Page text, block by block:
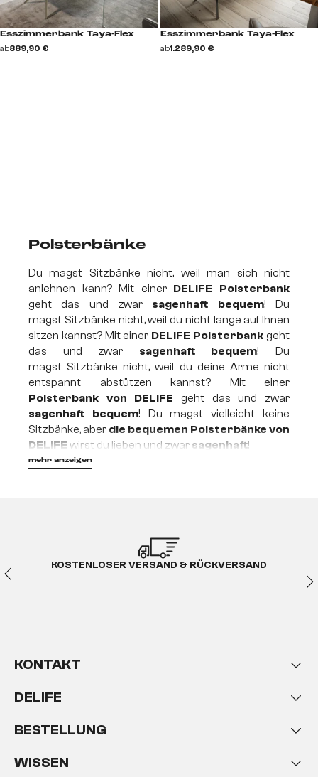
Esszimmerbank Taya-Flex
ab889,90 €
Esszimmerbank Taya-Flex
ab1.289,90 €
Polsterbänke
Du magst Sitzbänke nicht, weil man sich nicht
anlehnen kann? Mit einer DELIFE Polsterbank
geht das und zwar sagenhaft bequem! Du
magst Sitzbänke nicht, weil du nicht lange auf Ihnen
sitzen kannst? Mit einer DELIFE Polsterbank geht
das und zwar sagenhaft bequem! Du
magst Sitzbänke nicht, weil du deine Arme nicht
entspannt abstützen kannst? Mit einer
Polsterbank von DELIFE geht das und zwar
sagenhaft bequem! Du magst vielleicht keine
Sitzbänke, aber die bequemen Polsterbänke von
DELIFE wirst du lieben und zwar sagenhaft!
Eine Esszimmerbank oder eine Sitzgelegenheit im
Wartebereich - gepolstert ist immer bequemer.
eine tolle Sitzgelegenheit und Alternative zu
spart sich die Sitzkissen, nichts verrutscht und auch
mehr anzeigen
KOSTENLOSER VERSAND & RÜCKVERSAND
KONTAKT
DELIFE
BESTELLUNG
WISSEN